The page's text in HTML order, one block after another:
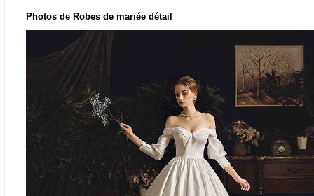
Photos de Robes de mariée détail